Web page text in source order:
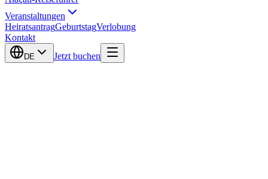
Veranstaltungen
HeiratsantragGeburtstagVerlobung
Kontakt
DE Jetzt buchen